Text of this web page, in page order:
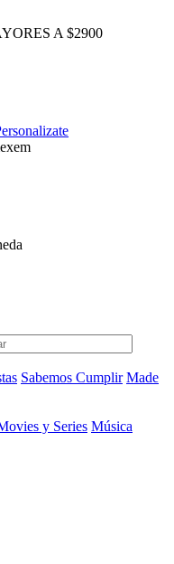
A $2900
Sabemos Cumplir Made
y Series Música